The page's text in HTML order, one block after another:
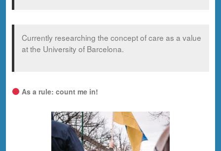
Currently researching the concept of care as a value
at the University of Barcelona.
As a rule: count me in!